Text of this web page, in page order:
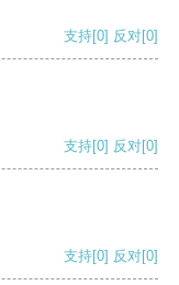
支持[0] 反对[0]
支持[0] 反对[0]
支持[0] 反对[0]